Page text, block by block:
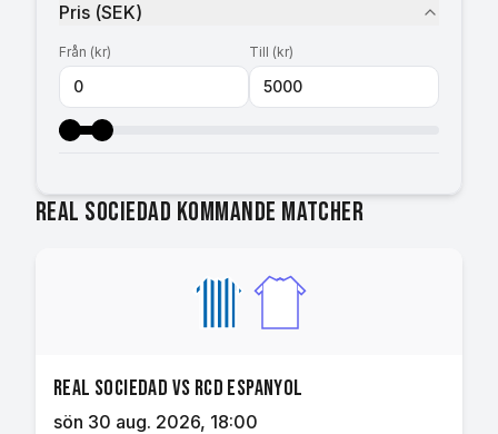
Pris (SEK)
Från (kr) Till (kr)
Real Sociedad kommande matcher
Real Sociedad vs RCD Espanyol
sön 30 aug. 2026, 18:00